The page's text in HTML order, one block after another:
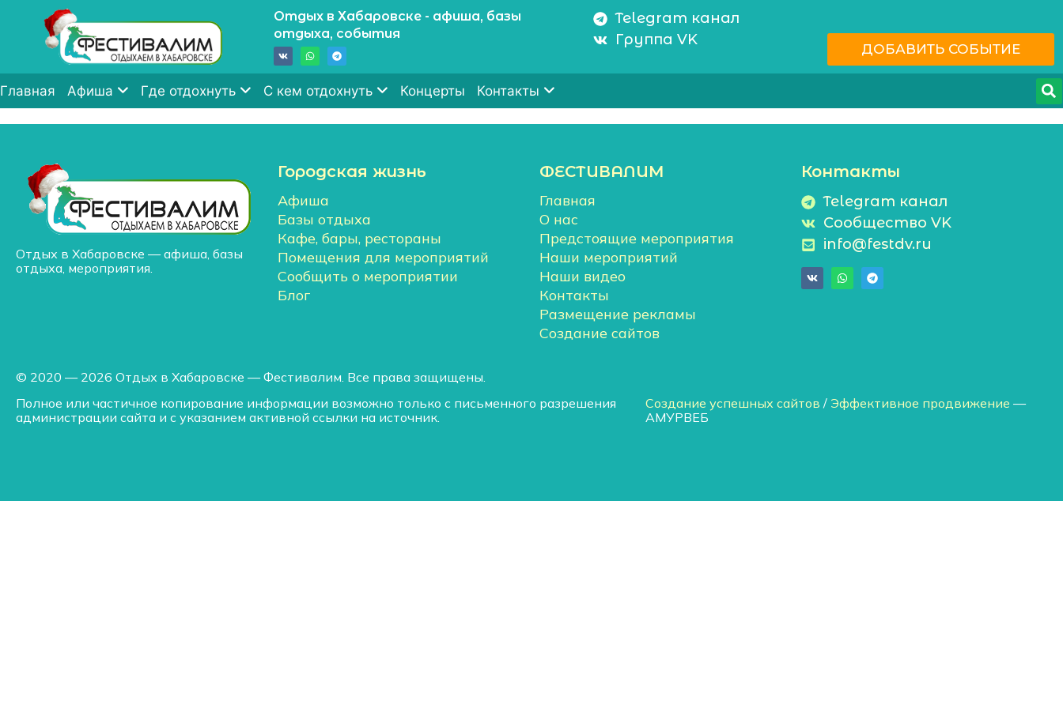
Отдых в Хабаровске - афиша, базы
отдыха, события
Telegram канал
Группа VK
ДОБАВИТЬ СОБЫТИЕ
Главная Афиша Где отдохнуть С кем отдохнуть Концерты Контакты
Отдых в Хабаровске — афиша, базы
отдыха, мероприятия.
Городская жизнь
Афиша
Базы отдыха
Кафе, бары, рестораны
Помещения для мероприятий
Сообщить о мероприятии
Блог
ФЕСТИВАЛИМ
Главная
О нас
Предстоящие мероприятия
Наши мероприятий
Наши видео
Контакты
Размещение рекламы
Создание сайтов
Контакты
Telegram канал
Сообщество VK
info@festdv.ru
© 2020 — 2026 Отдых в Хабаровске — Фестивалим. Все права защищены.
Полное или частичное копирование информации возможно только с письменного разрешения
администрации сайта и с указанием активной ссылки на источник.
Создание успешных сайтов / Эффективное продвижение —
АМУРВЕБ